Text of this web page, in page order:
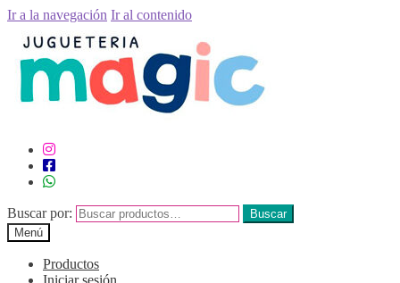
Ir a la navegación Ir al contenido
Buscar por:
Buscar
Menú
Productos
Iniciar sesión